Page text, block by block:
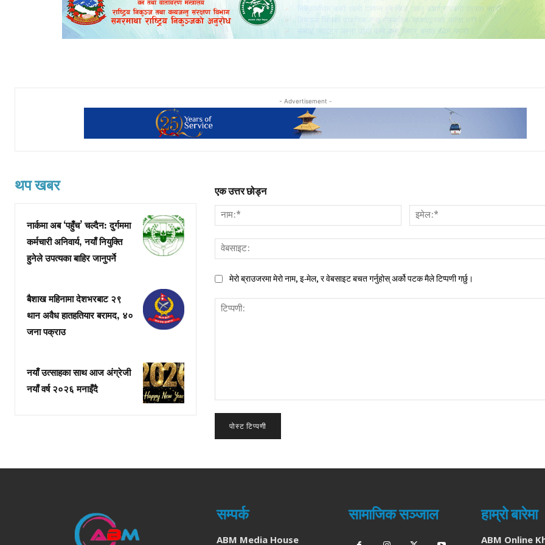
- Advertisement -
थप खबर
नार्कमा अब ‘पहुँच’ चल्दैन: दुर्गममा
कर्मचारी अनिवार्य, नयाँ नियुक्ति
हुनेले उपत्यका बाहिर जानुपर्ने
बैशाख महिनामा देशभरबाट २९
थान अवैध हातहतियार बरामद, ४०
जना पक्राउ
नयाँ उत्साहका साथ आज अंग्रेजी
नयाँ वर्ष २०२६ मनाइँदै
एक उत्तर छोड्न
नाम:*
मेरो ब्राउजरमा मेरो नाम, इ-मेल, र वेबसाइट बचत गर्नुहोस् अर्को पटक मैले टिप्पणी गर्छु।
सम्पर्क
ABM Media House
सामाजिक सञ्जाल हाम्रो बारेमा
ABM Online